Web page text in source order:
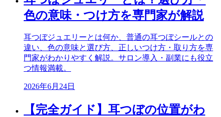
色の意味・つけ方を専門家が解説
耳つぼジュエリーとは何か、普通の耳つぼシールとの
違い、色の意味と選び方、正しいつけ方・取り方を専
門家がわかりやすく解説。サロン導入・副業にも役立
つ情報満載。
2026年6月24日
【完全ガイド】耳つぼの位置がわ